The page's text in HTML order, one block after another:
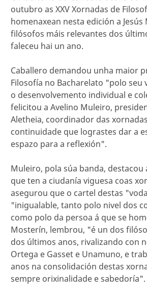
outubro as XXV Xornadas de
homenaxean nesta edición a
filósofos máis relevantes dos
faleceu hai un ano.
Caballero demandou unha maior
Filosofía no Bacharelato "polo seu
o desenvolvemento individual e
felicitou a Avelino Muleiro,
Aletheia, coordinador das
continuidade que lograstes dar a
espazo para a reflexión".
Muleiro, pola súa banda,
que ten a ciudanía viguesa coas
asegurou que o cartel destas
"inigualable, tanto polo nivel dos
como polo da persoa á que se
Mosterín, lembrou, "é un dos
dos últimos anos, rivalizando con
Ortega e Gasset e Unamuno, e
anos na consolidación destas
sempre orixinalidade e sabedoría".